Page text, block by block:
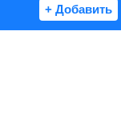
+ Добавить